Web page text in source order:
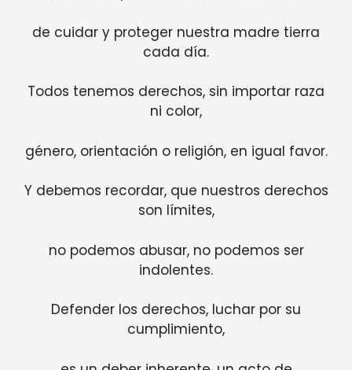
de cuidar y proteger nuestra madre tierra
cada día.
Todos tenemos derechos, sin importar raza
ni color,
género, orientación o religión, en igual favor.
Y debemos recordar, que nuestros derechos
son límites,
no podemos abusar, no podemos ser
indolentes.
Defender los derechos, luchar por su
cumplimiento,